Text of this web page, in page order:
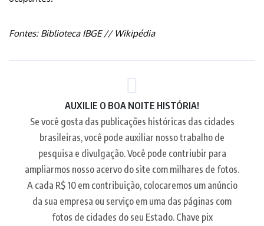
Fontes: Biblioteca IBGE // Wikipédia
AUXILIE O BOA NOITE HISTÓRIA!
Se você gosta das publicações históricas das cidades
brasileiras, você pode auxiliar nosso trabalho de
pesquisa e divulgação. Você pode contriubir para
ampliarmos nosso acervo do site com milhares de fotos.
A cada R$ 10 em contribuição, colocaremos um anúncio
da sua empresa ou serviço em uma das páginas com
fotos de cidades do seu Estado. Chave pix